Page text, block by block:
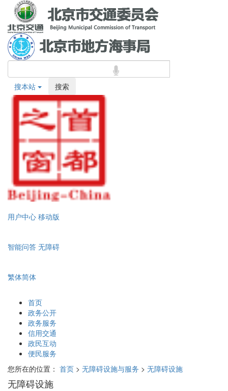
搜本站 搜索
用户中心 移动版
智能问答 无障碍
繁体简体
首页
政务公开
政务服务
信用交通
政民互动
便民服务
您所在的位置： 首页 > 无障碍设施与服务 > 无障碍设施
无障碍设施